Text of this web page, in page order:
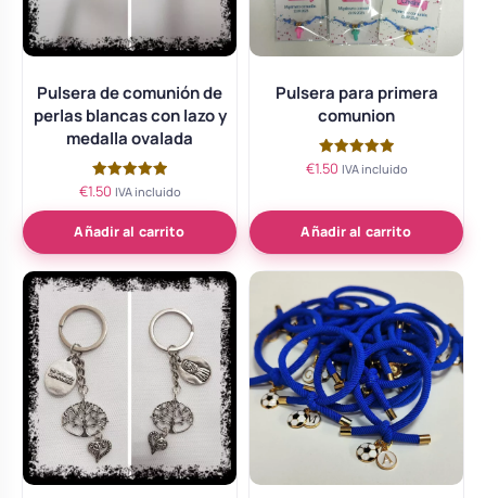
Pulsera de comunión de
perlas blancas con lazo y
medalla ovalada
Valorado
5.00
de 5
€1.50 IVA incluido
Añadir al carrito
Pulsera para primera
comunion
Valorado
€1.50 IVA incluido
Añadir al carrito